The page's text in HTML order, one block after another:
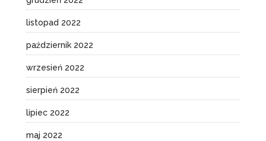
listopad 2022
październik 2022
wrzesień 2022
sierpień 2022
lipiec 2022
maj 2022